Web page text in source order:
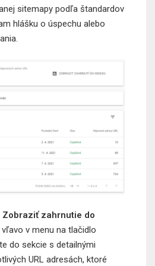
sitemapy podľa štandardov
hlášku o úspechu alebo
Zobraziť zahrnutie do
v menu na tlačidlo
do sekcie s detailnými
URL adresách, ktoré